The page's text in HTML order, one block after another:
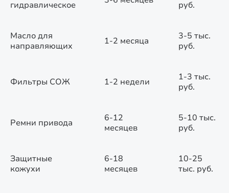
гидравлическое
руб.
Масло для
направляющих
1-2 месяца
3-5 тыс.
руб.
Фильтры СОЖ 1-2 недели
1-3 тыс.
руб.
Ремни привода
6-12
месяцев
5-10 тыс.
руб.
Защитные
кожухи
6-18
месяцев
10-25
тыс. руб.